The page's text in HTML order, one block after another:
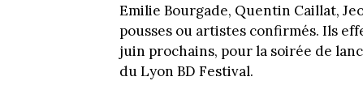
Emilie Bourgade, Quentin Caillat,
pousses ou artistes confirmés. Ils
juin prochains, pour la soirée de
du Lyon BD Festival.